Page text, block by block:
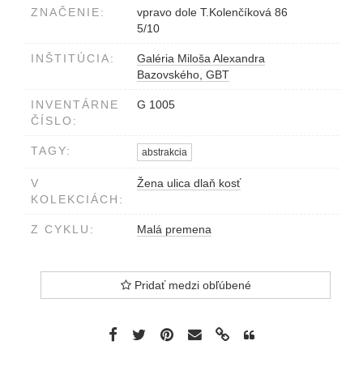
ZNAČENIE:
vpravo dole T.Kolenčíková 86
5/10
INŠTITÚCIA:
Galéria Miloša Alexandra
Bazovského, GBT
INVENTÁRNE
ČÍSLO:
G 1005
TAGY: abstrakcia
V
KOLEKCIÁCH:
Žena ulica dlaň kosť
Z CYKLU: Malá premena
Pridať medzi obľúbené